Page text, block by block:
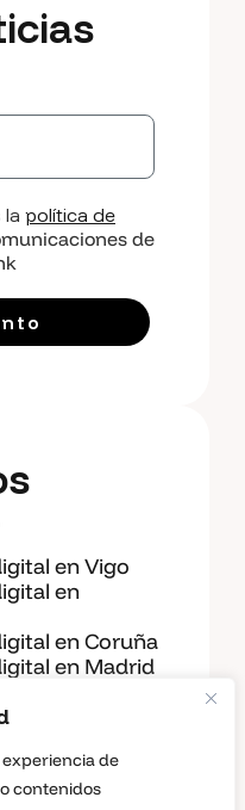
de
contenidos
política de
de
en Vigo
en
en Coruña
en Madrid